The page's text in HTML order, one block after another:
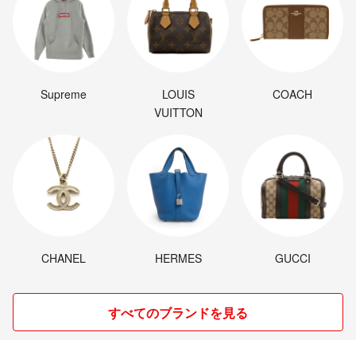
Supreme
LOUIS
VUITTON
COACH
CHANEL HERMES GUCCI
すべてのブランドを見る